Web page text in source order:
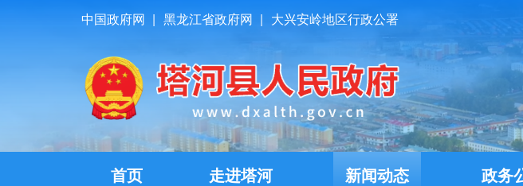
中国政府网 黑龙江省政府网 大兴安岭地区行政公署
首页 走进塔河 新闻动态 政务